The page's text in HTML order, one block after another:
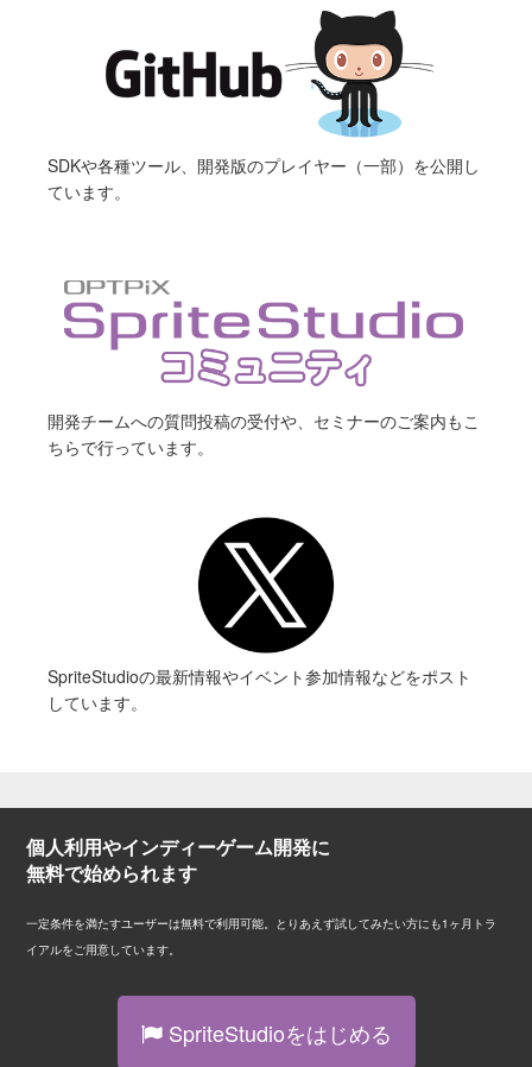
SDKや各種ツール、開発版のプレイヤー（一部）を公開し
ています。
開発チームへの質問投稿の受付や、セミナーのご案内もこ
ちらで行っています。
SpriteStudioの最新情報やイベント参加情報などをポスト
しています。
個人利用やインディーゲーム開発に
無料で始められます
一定条件を満たすユーザーは無料で利用可能。とりあえず試してみたい方にも1ヶ月トラ
イアルをご用意しています。
SpriteStudioをはじめる